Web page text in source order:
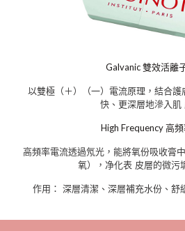
Galvanic 雙效活離
以雙極（＋）（一）電流原理，結合
快、更深層地滲入肌
High Frequency 高
高頻率電流透過氖光，能將氧份吸收膏
氧），净化表 皮層的微污
作用： 深層清潔、深層補充水份、舒